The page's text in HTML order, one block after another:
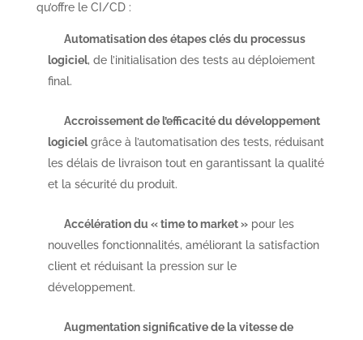
qu’offre le CI/CD :
Automatisation des étapes clés du processus
logiciel, de l’initialisation des tests au déploiement
final.
Accroissement de l’efficacité du développement
logicielgrâce à l’automatisation des tests, réduisant
les délais de livraison tout en garantissant la qualité
et la sécurité du produit.
Accélération du « time to market »pour les
nouvelles fonctionnalités, améliorant la satisfaction
client et réduisant la pression sur le
développement.
Augmentation significative de la vitesse de